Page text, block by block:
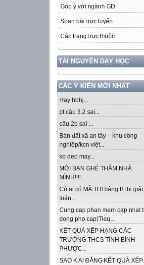
Góp ý với ngành GD
Soạn bài trực tuyến
Các trang trực thuộc
TÀI NGUYÊN DẠY HỌC
CÁC Ý KIẾN MỚI NHẤT
Hay hbhj...
pt câu 3.2 sai...
câu 2b sai ...
Bán đất xã an tây – khu công
nghiệp/kcn việt...
ko dep may...
MỜI BẠN GHÉ THĂM NHÀ
MÌNH!!!!...
Có ai có MÃ THI bảng B thi giải
toán...
Cung cap phan mem cap nhat
dong pho cap(Tieu...
KẾT QUẢ XẾP HẠNG CÁC
TRƯỜNG THCS TỈNH BÌNH
PHƯỚC...
SAO K AI ĐĂNG KẾT QUẢ XẾP